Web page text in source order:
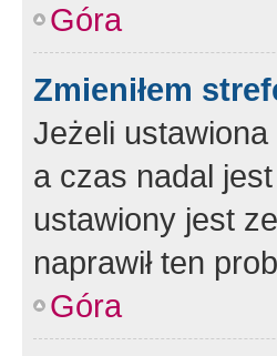
Góra
Zmieniłem
Jeżeli
a czas nadal
ustawiony jest
naprawił ten
Góra